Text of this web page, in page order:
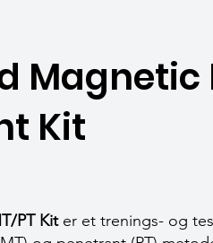
Magnetic
Kit
PT Kiter et trenings- og